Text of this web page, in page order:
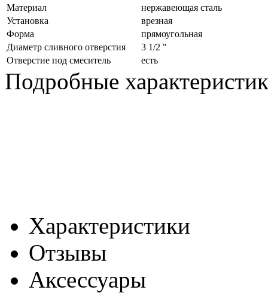
Материал
нержавеющая сталь
Установка
врезная
Форма
прямоугольная
Диаметр сливного отверстия
3 1/2 "
Отверстие под смеситель
есть
Подробные
Характеристики
Отзывы
Аксессуары